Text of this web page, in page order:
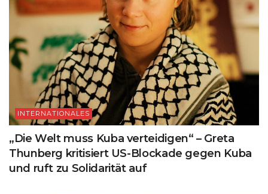
INTERNATIONALES
„Die Welt muss Kuba verteidigen“ – Greta
Thunberg kritisiert US-Blockade gegen Kuba
und ruft zu Solidarität auf